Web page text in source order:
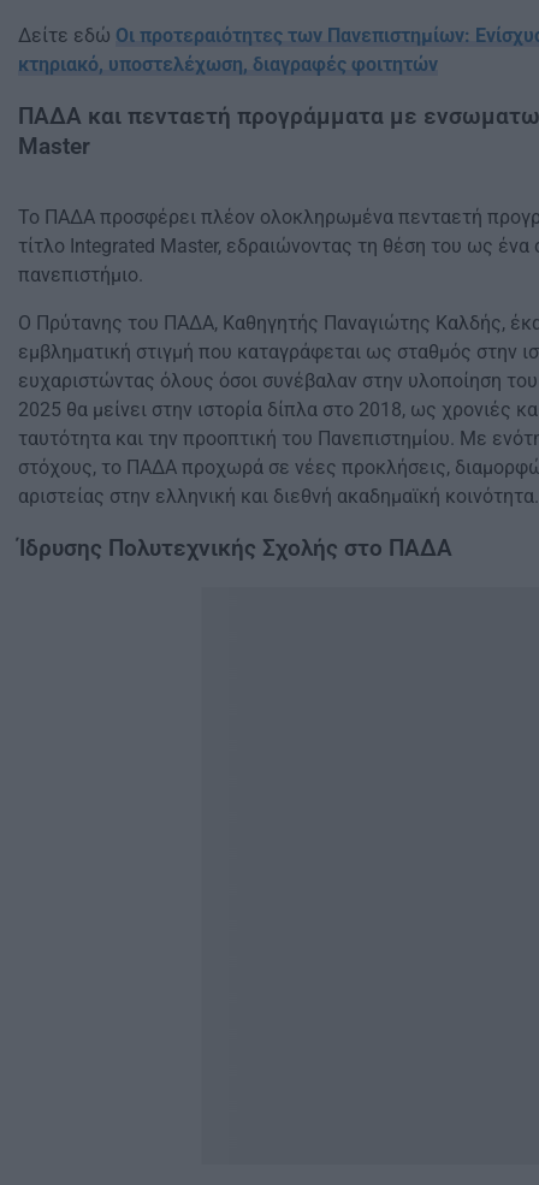
Δείτε εδώ Οι προτεραιότητες των Πανεπιστημίων:
κτηριακό, υποστελέχωση, διαγραφές φοιτητών
ΠΑΔΑ και πενταετή προγράμματα με
Master
Το ΠΑΔΑ προσφέρει πλέον ολοκληρωμένα πενταετή
τίτλο Integrated Master, εδραιώνοντας τη θέση του ως ένα
πανεπιστήμιο.
Ο Πρύτανης του ΠΑΔΑ, Καθηγητής Παναγιώτης Καλδής,
εμβληματική στιγμή που καταγράφεται ως σταθμός στην
ευχαριστώντας όλους όσοι συνέβαλαν στην υλοποίηση
2025 θα μείνει στην ιστορία δίπλα στο 2018, ως χρονιές
ταυτότητα και την προοπτική του Πανεπιστημίου. Με
στόχους, το ΠΑΔΑ προχωρά σε νέες προκλήσεις,
αριστείας στην ελληνική και διεθνή ακαδημαϊκή κοινότητα.
Ίδρυσης Πολυτεχνικής Σχολής στο ΠΑΔΑ